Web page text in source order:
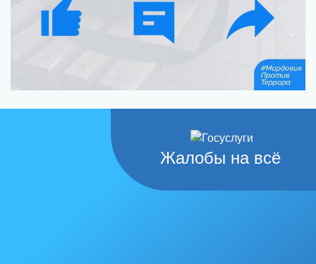
Жалобы на всё